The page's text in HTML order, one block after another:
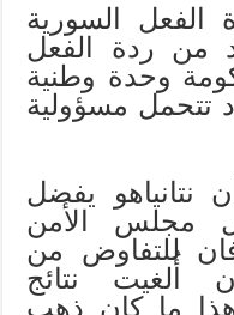
الفعل السورية
من ردة الفعل
وحدة وطنية
تتحمل مسؤولية
يفضل
مجلس الأمن
للتفاوض من
أُلغيت نتائج
ما كان ذهب